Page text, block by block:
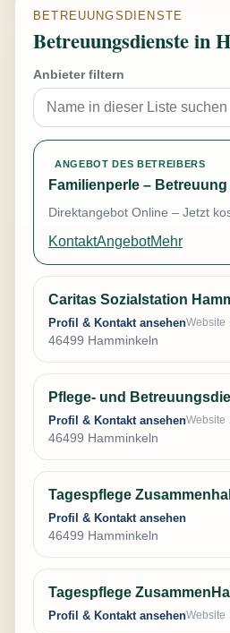
BETREUUNGSDIENSTE
Betreuungsdienste in
Anbieter filtern
ANGEBOT DES BETREIBERS
Familienperle –
Direktangebot Online – Jetzt
KontaktAngebotMehr
Caritas Sozialstation
Profil & Kontakt ansehenWebsite
46499 Hamminkeln
Pflege- und
Profil & Kontakt ansehenWebsite
46499 Hamminkeln
Tagespflege
Profil & Kontakt ansehen
46499 Hamminkeln
Tagespflege
Profil & Kontakt ansehenWebsite